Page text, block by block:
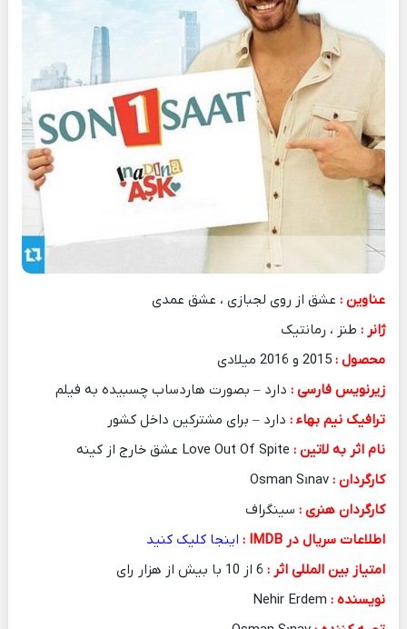
عناوین :عشق از روی لجبازی ، عشق عمدی
ژانر :طنز ، رمانتیک
محصول :2015 و 2016 میلادی
زیرنویس فارسی :دارد – بصورت هاردساب چسبیده به فیلم
ترافیک نیم بهاء :دارد – برای مشترکین داخل کشور
نام اثر به لاتین :Love Out Of Spite عشق خارج از کینه
کارگردان :Osman Sınav
کارگردان هنری :سینگراف
اطلاعات سریال در IMDB :
اینجا کلیک کنید
امتیاز بین المللی اثر :6 از 10 با بیش از هزار رای
نویسنده :Nehir Erdem